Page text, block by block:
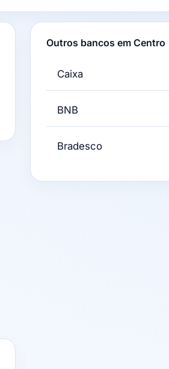
Outros bancos em Centro
Caixa
BNB
Bradesco